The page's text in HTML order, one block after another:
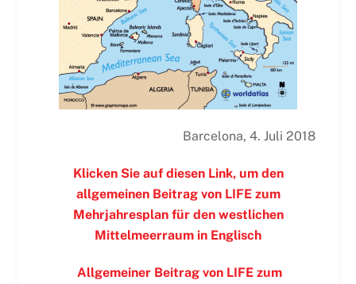
Barcelona, 4. Juli 2018
Klicken Sie auf diesen Link, um den
allgemeinen Beitrag von LIFE zum
Mehrjahresplan für den westlichen
Mittelmeerraum in Englisch
Allgemeiner Beitrag von LIFE zum